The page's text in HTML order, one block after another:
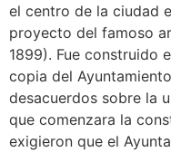
el centro de la ciudad
proyecto del famoso
1899). Fue construido
copia del
desacuerdos sobre la
que comenzara la
exigieron que el